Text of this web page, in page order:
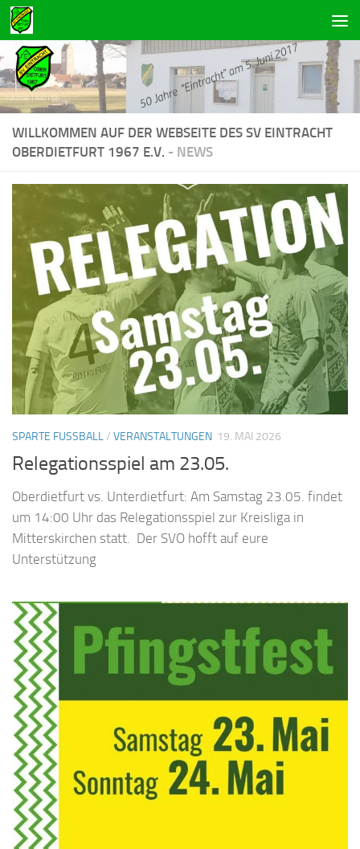
Zum Inhalt springen
WILLKOMMEN AUF DER WEBSEITE DES SV EINTRACHT
OBERDIETFURT 1967 E.V. - NEWS
SPARTE FUSSBALL/ VERANSTALTUNGEN 19. MAI 2026
Relegationsspiel am 23.05.
Oberdietfurt vs. Unterdietfurt: Am Samstag 23.05. findet
um 14:00 Uhr das Relegationsspiel zur Kreisliga in
Mitterskirchen statt. Der SVO hofft auf eure
Unterstützung